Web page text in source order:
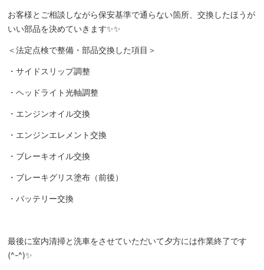
お客様とご相談しながら保安基準で通らない箇所、交換したほうが
いい部品を決めていきます✨✨
＜法定点検で整備・部品交換した項目＞
・サイドスリップ調整
・ヘッドライト光軸調整
・エンジンオイル交換
・エンジンエレメント交換
・ブレーキオイル交換
・ブレーキグリス塗布（前後）
・バッテリー交換
最後に室内清掃と洗車をさせていただいて夕方には作業終了です
(^-^)✨